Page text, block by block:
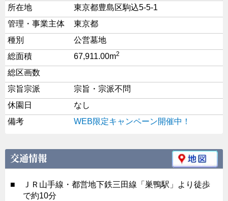
所在地
東京都豊島区駒込5-5-1
管理・事業主体
東京都
種別
公営墓地
総面積
67,911.00m2
総区画数
宗旨宗派
宗旨・宗派不問
休園日
なし
備考
WEB限定キャンペーン開催中！
交通情報
■
ＪＲ山手線・都営地下鉄三田線「巣鴨駅」より徒歩
で約10分